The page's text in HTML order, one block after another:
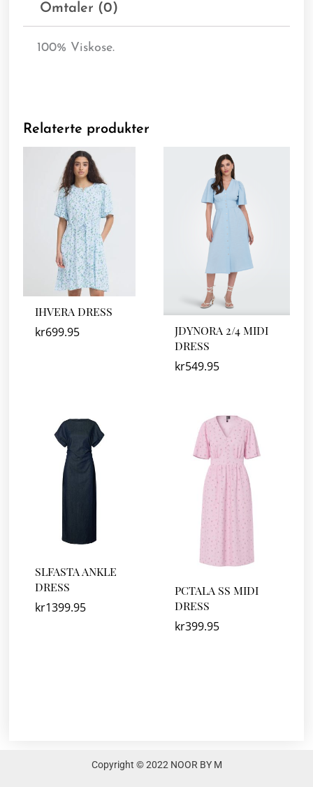
Omtaler (0)
100% Viskose.
Relaterte produkter
IHVERA DRESS
kr699.95
JDYNORA 2/4 MIDI
DRESS
kr549.95
SLFASTA ANKLE
DRESS
kr1399.95
PCTALA SS MIDI
DRESS
kr399.95
Copyright © 2022 NOOR BY M